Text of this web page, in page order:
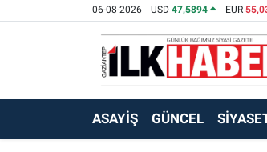
06-08-2026 USD47,5894 EUR
ASAYİŞ GÜNCEL
EKONOMİ
SİYASET
SAĞLIK
Beyoğlu Hava Durumu
Beyoğlu Trafik Yoğunluk Haritası
Süper Lig Puan Durumu ve Fikstür